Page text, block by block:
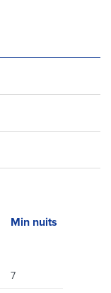
Min nuits
7